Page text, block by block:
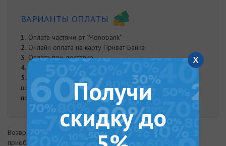
ВАРИАНТЫ ОПЛАТЫ
1. Оплата частями от "Monobank"
2. Онлайн оплата на карту Приват Банка
3. Оплата при доставке
4. Наложенный платеж
5.
Оплата наличными. Наличная оплата возможна при
получении заказа курьером либо в нашем офисе.
подробнее
Возврат товара возможен в течение 14 дней с момента
приобретения
x
Получи
скидку до